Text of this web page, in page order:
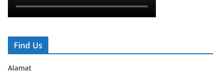
Find Us
Alamat